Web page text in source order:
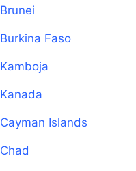
Brunei
Burkina Faso
Kamboja
Kanada
Cayman Islands
Chad